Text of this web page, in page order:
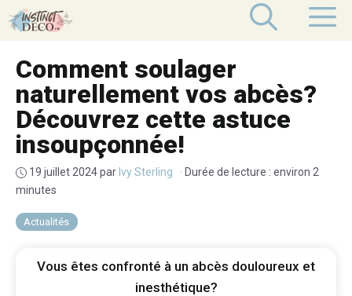
Aller
au
Actualités
Comment soulager
naturellement vos abcès?
Découvrez cette astuce
insoupçonnée!
19 juillet 2024par Ivy Sterling · Durée de lecture : environ 2
minutes
Vous êtes confronté à un abcès douloureux et
inesthétique?